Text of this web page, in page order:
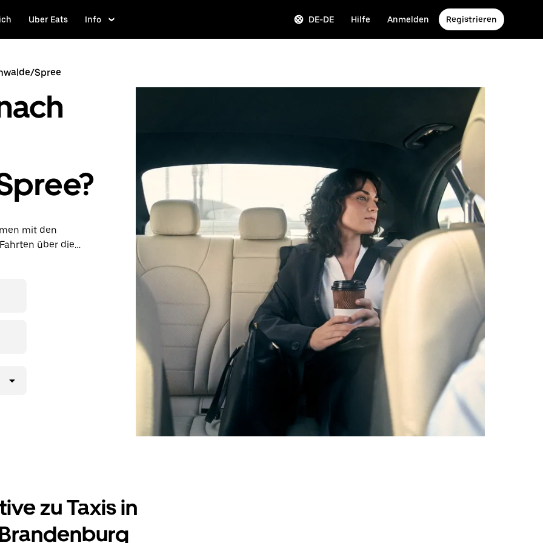
Uber Eats Info DE-DE Hilfe Anmelden Registrieren
Spree
mit den
über die
kannst Last-
Fahrt ansehen.
zu Taxis in